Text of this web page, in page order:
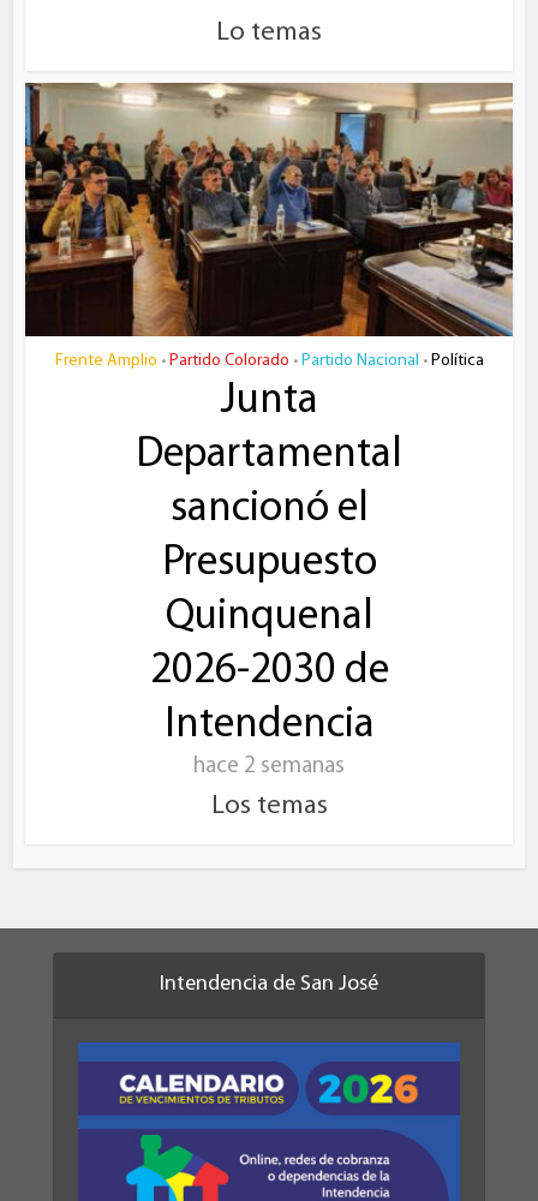
Lo temas
Frente Amplio • Partido Colorado • Partido Nacional • Política
Junta
Departamental
sancionó el
Presupuesto
Quinquenal
2026-2030 de
Intendencia
hace 2 semanas
Los temas
Intendencia de San José